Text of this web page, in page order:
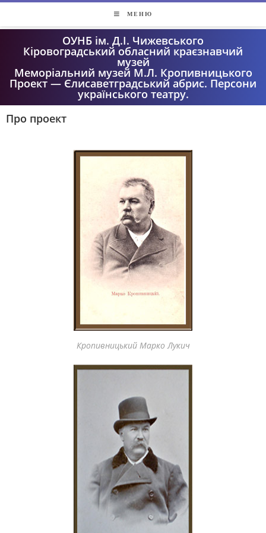
МЕНЮ
ОУНБ ім. Д.І. Чижевського
Кіровоградський обласний краєзнавчий
музей
Меморіальний музей М.Л. Кропивницького
Проект — Єлисаветградський абрис. Персони
українського театру.
Про проект
Кропивницький Марко Лукич